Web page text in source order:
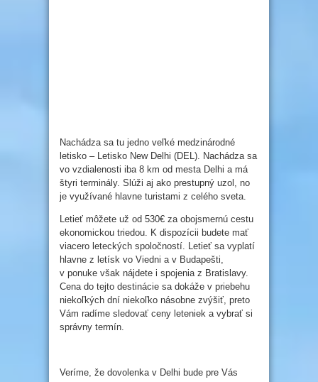
Nachádza sa tu jedno veľké medzinárodné
letisko – Letisko New Delhi (DEL). Nachádza sa
vo vzdialenosti iba 8 km od mesta Delhi a má
štyri terminály. Slúži aj ako prestupný uzol, no
je využívané hlavne turistami z celého sveta.
Letieť môžete už od 530€ za obojsmernú cestu
ekonomickou triedou. K dispozícii budete mať
viacero leteckých spoločností. Letieť sa vyplatí
hlavne z letísk vo Viedni a v Budapešti,
v ponuke však nájdete i spojenia z Bratislavy.
Cena do tejto destinácie sa dokáže v priebehu
niekoľkých dní niekoľko násobne zvýšiť, preto
Vám radíme sledovať ceny leteniek a vybrať si
správny termín.
Veríme, že dovolenka v Delhi bude pre Vás